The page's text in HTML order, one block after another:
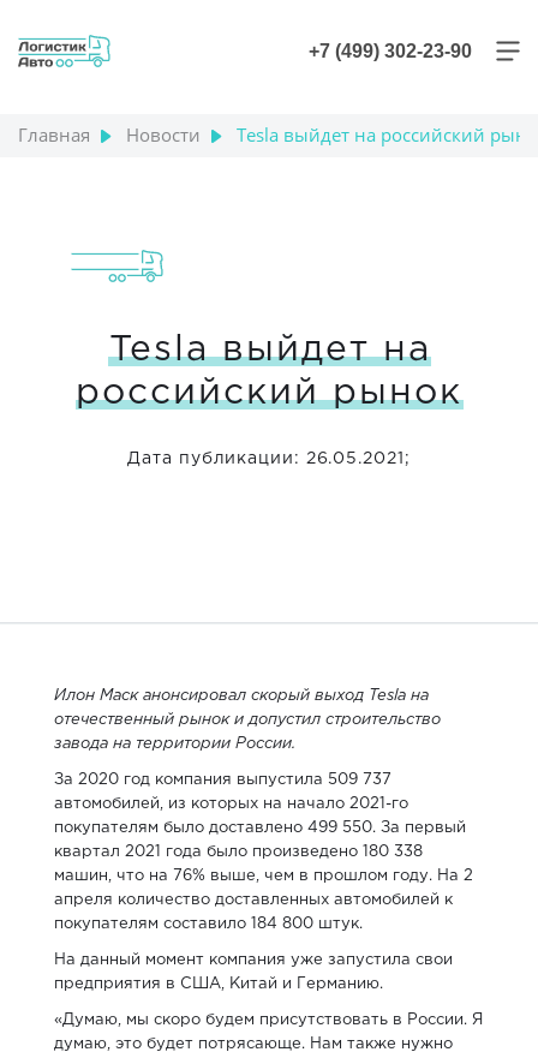
+7 (499) 302-23-90
Главная Новости Tesla выйдет на российский
Tesla выйдет на
российский рынок
Дата публикации: 26.05.2021;
Илон Маск анонсировал скорый выход Tesla на
отечественный рынок и допустил строительство
завода на территории России.
За 2020 год компания выпустила 509 737
автомобилей, из которых на начало 2021-го
покупателям было доставлено 499 550. За первый
квартал 2021 года было произведено 180 338
машин, что на 76% выше, чем в прошлом году. На 2
апреля количество доставленных автомобилей к
покупателям составило 184 800 штук.
На данный момент компания уже запустила свои
предприятия в США, Китай и Германию.
«Думаю, мы скоро будем присутствовать в России. Я
думаю, это будет потрясающе. Нам также нужно